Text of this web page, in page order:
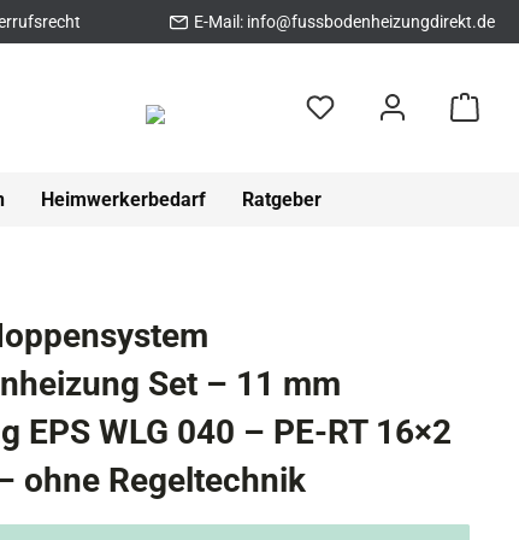
E-Mail: info@fussbodenheizungdirekt.de
Heimwerkerbedarf Ratgeber
Set – 11 mm
EPS WLG 040 – PE-RT 16×2
ohne Regeltechnik